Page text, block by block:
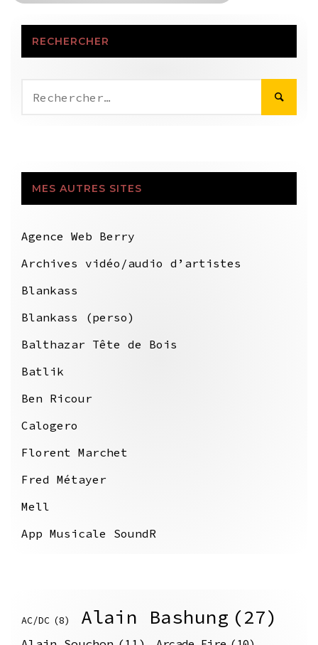
RECHERCHER
MES AUTRES SITES
Agence Web Berry
Archives vidéo/audio d’artistes
Blankass
Blankass (perso)
Balthazar Tête de Bois
Batlik
Ben Ricour
Calogero
Florent Marchet
Fred Métayer
Mell
App Musicale SoundR
AC/DC (8) Alain Bashung (27)